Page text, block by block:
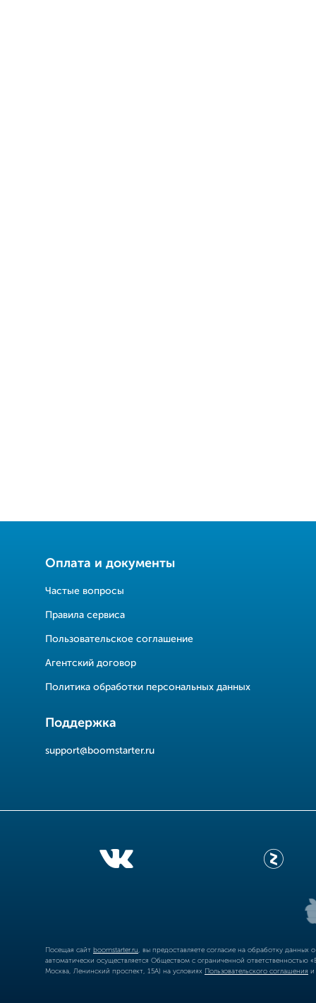
Оплата и документы
Частые вопросы
Правила сервиса
Пользовательское соглашение
Агентский договор
Политика обработки персональных данных
Поддержка
support@boomstarter.ru
Посещая сайт boomstarter.ru , вы предоставляете согласие на обработку
автоматически осуществляется Обществом с ограниченной
Москва, Ленинский проспект, 15А) на условиях Пользовательского соглашения и